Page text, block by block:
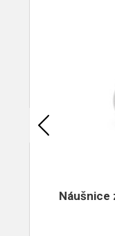
Náušnice